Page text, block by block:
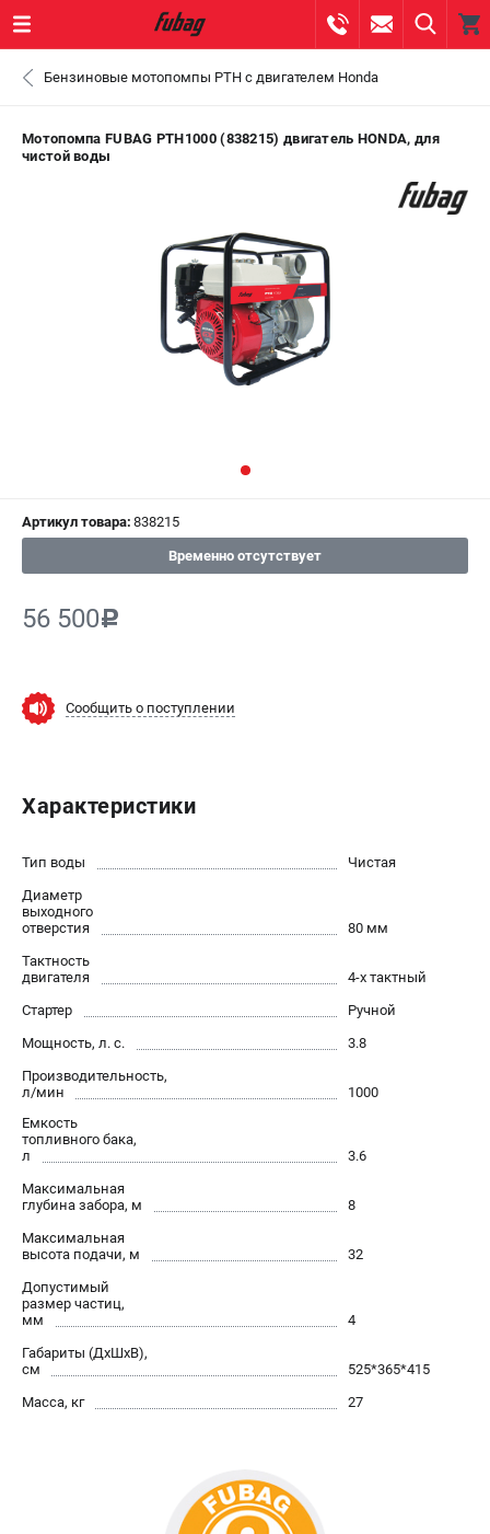
МАГАЗИНЫ
)
СРАВНЕНИЕ ( 0 )
ВХОД ИЛИ РЕГИСТРАЦИЯ
ЗАКАЗАТЬ ЗАПЧАСТЬ
+7 (8112) 59-10-67 - ЗАКАЗ ЗАПЧАСТЕЙ
ПОМОНА
0 ₽
Юридическая информация
О бренде
Пользовательское соглашение
ЭЛЕКТРОСТАНЦИИ
Генераторы бензиновые
Генераторы инверторные
Генераторы сварочные
Как выбрать краскопульт?
Как выбрать мотопомпу?
Как выбрать бензопилу?
Как выбрать компрессор?
Как правильно выбрать генератор?
Как выбрать сварочный аппарат?
СВАРОЧНЫЕ АППАРАТЫ
Сварочные аппараты TIG
Сварочные материалы
Бензиновые мотопомпы PTH с двигателем Honda
Мотопомпа FUBAG PTH1000 (838215) двигатель HONDA, для
чистой воды
Артикул товара: 838215
Временно отсутствует
56 500c
Сообщить о поступлении
Характеристики
Тип воды
Чистая
Диаметр
выходного
отверстия
80 мм
Тактность
двигателя
4-х тактный
Стартер
Ручной
Мощность, л. с.
3.8
Производительность,
л/мин
1000
Емкость
топливного бака,
л
3.6
Максимальная
глубина забора, м
8
Максимальная
высота подачи, м
32
Допустимый
размер частиц,
мм
4
Габариты (ДхШхВ),
см
525*365*415
Масса, кг
27